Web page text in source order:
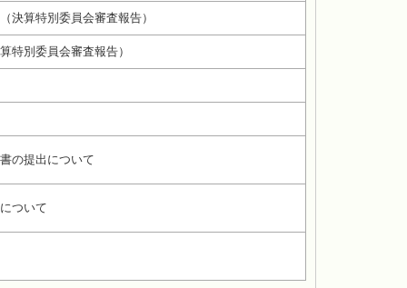
決算特別委員会審査報告）
特別委員会審査報告）
の提出について
ついて